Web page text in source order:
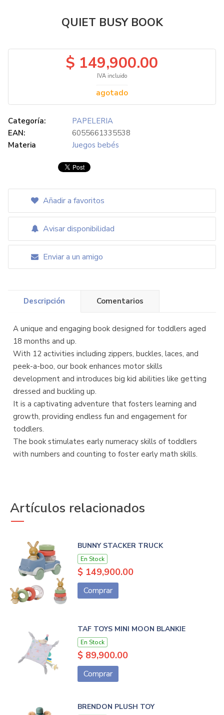
QUIET BUSY BOOK
$ 149,900.00
IVA incluido
agotado
Categoría:
PAPELERIA
EAN:
6055661335538
Materia
Juegos bebés
Añadir a favoritos
Avisar disponibilidad
Enviar a un amigo
Descripción Comentarios
A unique and engaging book designed for toddlers aged
18 months and up.
With 12 activities including zippers, buckles, laces, and
peek-a-boo, our book enhances motor skills
development and introduces big kid abilities like getting
dressed and buckling up.
It is a captivating adventure that fosters learning and
growth, providing endless fun and engagement for
toddlers.
The book stimulates early numeracy skills of toddlers
with numbers and counting to foster early math skills.
Artículos relacionados
BUNNY STACKER TRUCK
En Stock
$ 149,900.00
Comprar
TAF TOYS MINI MOON BLANKIE
En Stock
$ 89,900.00
Comprar
BRENDON PLUSH TOY